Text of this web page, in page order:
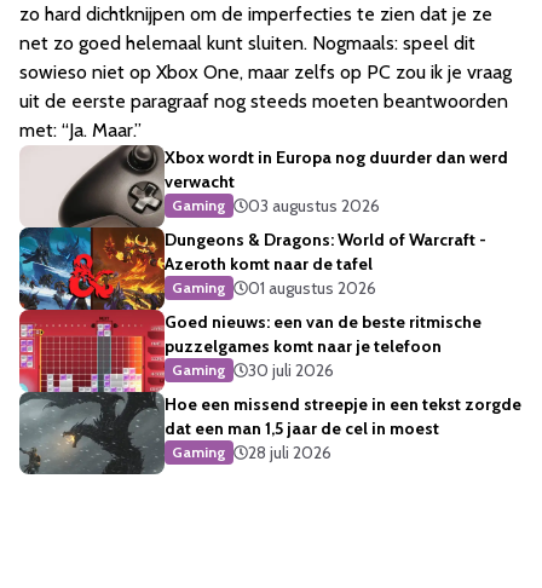
zo hard dichtknijpen om de imperfecties te zien dat je ze
net zo goed helemaal kunt sluiten. Nogmaals: speel dit
sowieso niet op Xbox One, maar zelfs op PC zou ik je vraag
uit de eerste paragraaf nog steeds moeten beantwoorden
met: “Ja. Maar.”
Xbox wordt in Europa nog duurder dan werd
verwacht
Gaming
03 augustus 2026
Dungeons & Dragons: World of Warcraft -
Azeroth komt naar de tafel
Gaming
01 augustus 2026
Goed nieuws: een van de beste ritmische
puzzelgames komt naar je telefoon
Gaming
30 juli 2026
Hoe een missend streepje in een tekst zorgde
dat een man 1,5 jaar de cel in moest
Gaming 28 juli 2026